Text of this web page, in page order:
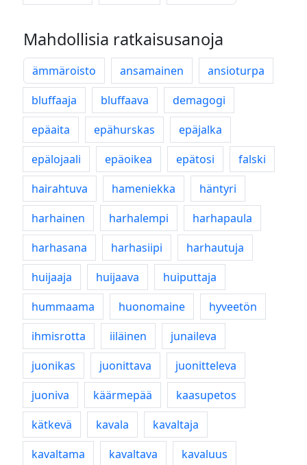
Mahdollisia ratkaisusanoja
ämmäroisto ansamainen
ansioturpa
bluffaaja
bluffaava
demagogi
epäaita
epähurskas
epäjalka
epälojaali
epäoikea epätosi
falski
hairahtuva
hameniekka
häntyri
harhainen
harhalempi
harhapaula
harhasana
harhasiipi
harhautuja
huijaaja
huijaava
huiputtaja
hummaama
huonomaine
hyveetön
ihmisrotta
iiläinen
junaileva
juonikas
juonittava
juonitteleva
juoniva
käärmepää
kaasupetos
kätkevä
kavala
kavaltaja
kavaltama
kavaltava
kavaluus